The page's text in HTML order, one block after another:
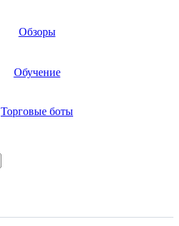
Обзоры
Обучение
Торговые боты